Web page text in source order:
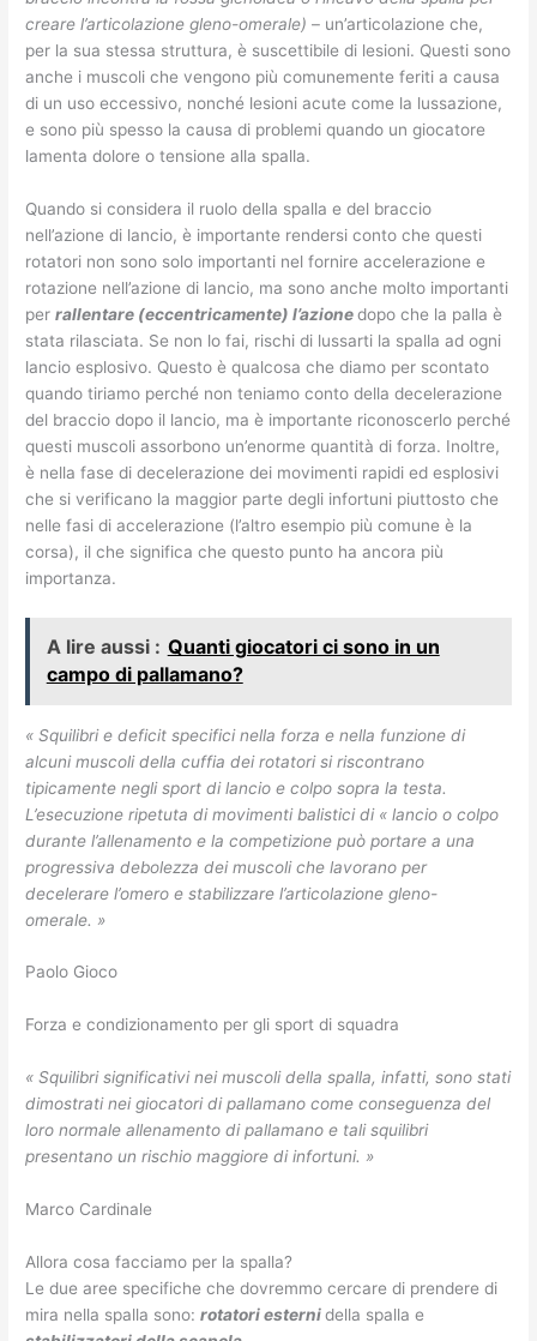
creare l’articolazione gleno-omerale)– un’articolazione che,
per la sua stessa struttura, è suscettibile di lesioni. Questi sono
anche i muscoli che vengono più comunemente feriti a causa
di un uso eccessivo, nonché lesioni acute come la lussazione,
e sono più spesso la causa di problemi quando un giocatore
lamenta dolore o tensione alla spalla.
Quando si considera il ruolo della spalla e del braccio
nell’azione di lancio, è importante rendersi conto che questi
rotatori non sono solo importanti nel fornire accelerazione e
rotazione nell’azione di lancio, ma sono anche molto importanti
perrallentare (eccentricamente) l’azionedopo che la palla è
stata rilasciata. Se non lo fai, rischi di lussarti la spalla ad ogni
lancio esplosivo. Questo è qualcosa che diamo per scontato
quando tiriamo perché non teniamo conto della decelerazione
del braccio dopo il lancio, ma è importante riconoscerlo perché
questi muscoli assorbono un’enorme quantità di forza. Inoltre,
è nella fase di decelerazione dei movimenti rapidi ed esplosivi
che si verificano la maggior parte degli infortuni piuttosto che
nelle fasi di accelerazione (l’altro esempio più comune è la
corsa), il che significa che questo punto ha ancora più
importanza.
A lire aussi : Quanti giocatori ci sono in un
campo di pallamano?
« Squilibri e deficit specifici nella forza e nella funzione di
alcuni muscoli della cuffia dei rotatori si riscontrano
tipicamente negli sport di lancio e colpo sopra la testa.
L’esecuzione ripetuta di movimenti balistici di « lancio o colpo
durante l’allenamento e la competizione può portare a una
progressiva debolezza dei muscoli che lavorano per
decelerare l’omero e stabilizzare l’articolazione gleno-
omerale. »
Paolo Gioco
Forza e condizionamento per gli sport di squadra
« Squilibri significativi nei muscoli della spalla, infatti, sono stati
dimostrati nei giocatori di pallamano come conseguenza del
loro normale allenamento di pallamano e tali squilibri
presentano un rischio maggiore di infortuni. »
Marco Cardinale
Allora cosa facciamo per la spalla?
Le due aree specifiche che dovremmo cercare di prendere di
mira nella spalla sono:rotatori esternidella spalla e